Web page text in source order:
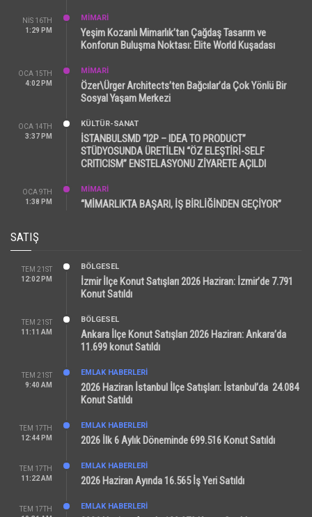
NIS 16TH
1:29 PM
MİMARİ
Yeşim Kozanlı Mimarlık’tan Çağdaş Tasarım ve
Konforun Buluşma Noktası: Elite World Kuşadası
OCA 15TH
4:02 PM
MİMARİ
Özer\Ürger Architects’ten Bağcılar’da Çok Yönlü Bir
Sosyal Yaşam Merkezi
OCA 14TH
3:37 PM
KÜLTÜR-SANAT
İSTANBULSMD “I2P – IDEA TO PRODUCT”
STÜDYOSUNDA ÜRETİLEN “ÖZ ELEŞTİRİ-SELF
CRITICISM” ENSTELASYONU ZİYARETE AÇILDI
OCA 9TH
1:38 PM
MİMARİ
“MİMARLIKTA BAŞARI, İŞ BİRLİĞİNDEN GEÇİYOR”
SATIŞ
TEM 21ST
12:02 PM
BÖLGESEL
İzmir İlçe Konut Satışları 2026 Haziran: İzmir’de 7.791
Konut Satıldı
TEM 21ST
11:11 AM
BÖLGESEL
Ankara İlçe Konut Satışları 2026 Haziran: Ankara’da
11.699 konut Satıldı
TEM 21ST
9:40 AM
EMLAK HABERLERI
2026 Haziran İstanbul İlçe Satışları: İstanbul’da 24.084
Konut Satıldı
TEM 17TH
12:44 PM
EMLAK HABERLERI
2026 İlk 6 Aylık Döneminde 699.516 Konut Satıldı
TEM 17TH
11:22 AM
EMLAK HABERLERI
2026 Haziran Ayında 16.565 İş Yeri Satıldı
TEM 17TH
EMLAK HABERLERI